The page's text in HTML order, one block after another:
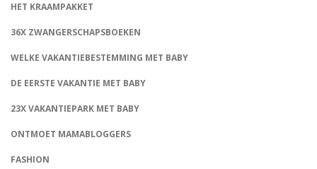
HET KRAAMPAKKET
36X ZWANGERSCHAPSBOEKEN
WELKE VAKANTIEBESTEMMING MET BABY
DE EERSTE VAKANTIE MET BABY
23X VAKANTIEPARK MET BABY
ONTMOET MAMABLOGGERS
FASHION